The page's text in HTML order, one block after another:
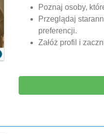
Poznaj osoby,
Przeglądaj
preferencji.
Załóż profil i